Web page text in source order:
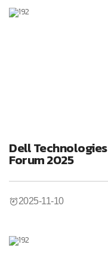
Dell Technologies
Forum 2025
2025-11-10